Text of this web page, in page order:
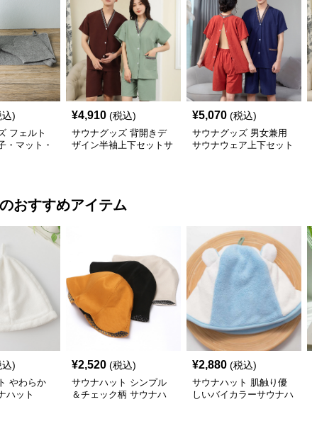
)
フェルト
・マット・
¥4,910 (税込)
サウナグッズ 背開きデ
ザイン半袖上下セットサ
¥5,070 (税込)
サウナグッズ 男女兼用
サウナウェア上下セット
のおすすめアイテム
)
やわらか
ハット
¥2,520 (税込)
サウナハット シンプル
＆チェック柄 サウナハ
¥2,880 (税込)
サウナハット 肌触り優
しいバイカラーサウナハ